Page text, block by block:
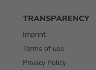
TRANSPARENCY
Imprint
Terms of use
Privacy Policy